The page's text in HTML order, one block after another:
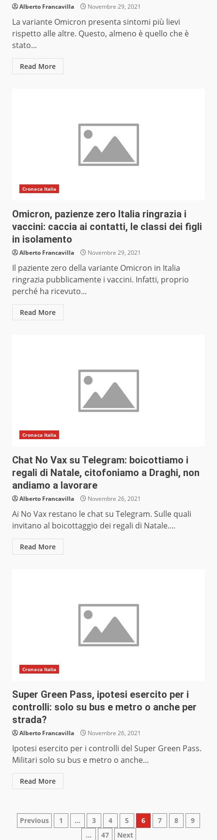
Alberto Francavilla Novembre 29, 2021
La variante Omicron presenta sintomi più lievi
rispetto alle altre. Questo, almeno è quello che è
stato...
Read More
Cronaca Italia
Omicron, pazienze zero Italia ringrazia i
vaccini: caccia ai contatti, le classi dei figli
in isolamento
Alberto Francavilla Novembre 29, 2021
Il paziente zero della variante Omicron in Italia
ringrazia pubblicamente i vaccini. Infatti, proprio
perché ha ricevuto...
Read More
Cronaca Italia
Chat No Vax su Telegram: boicottiamo i
regali di Natale, citofoniamo a Draghi, non
andiamo a lavorare
Alberto Francavilla Novembre 26, 2021
Ai No Vax restano le chat su Telegram. Sulle quali
invitano al boicottaggio dei regali di Natale....
Read More
Cronaca Italia
Super Green Pass, ipotesi esercito per i
controlli: solo su bus e metro o anche per
strada?
Alberto Francavilla Novembre 26, 2021
Ipotesi esercito per i controlli del Super Green Pass.
Militari solo su bus e metro o anche...
Read More
Paginazione
Previous 1 … 3 4 5 6 7 8
9
…
47 Next